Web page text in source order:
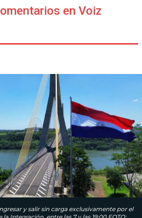
en Voiz
y salir sin carga exclusivamente por el